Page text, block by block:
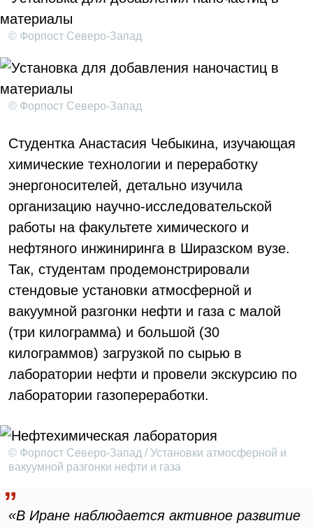
© Форпост Северо-Запад
© Форпост Северо-Запад
Студентка Анастасия Чебыкина, изучающая
химические технологии и переработку
энергоносителей, детально изучила
организацию научно-исследовательской
работы на факультете химического и
нефтяного инжиниринга в Ширазском вузе.
Так, студентам продемонстрировали
стендовые установки атмосферной и
вакуумной разгонки нефти и газа с малой
(три килограмма) и большой (30
килограммов) загрузкой по сырью в
лаборатории нефти и провели экскурсию по
лаборатории газопереработки.
© Форпост Северо-Запад / Установки атмосферной и
вакуумной разгонки нефти и газа
«В Иране наблюдается активное развитие